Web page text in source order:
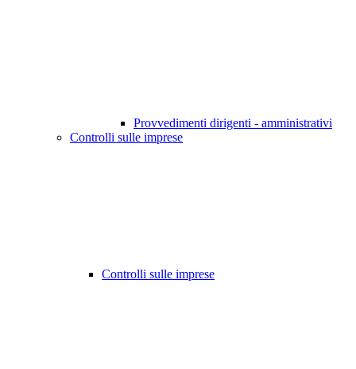
Provvedimenti dirigenti - amministrativi
Controlli sulle imprese
Controlli sulle imprese